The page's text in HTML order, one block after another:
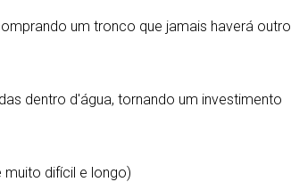
um tronco que jamais haverá outro
dentro d'água, tornando um investimento
difícil e longo)